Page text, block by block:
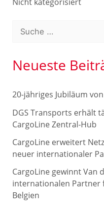
c
e
n
a
c
h
:
Neueste
20-jähriges Jubiläum
DGS Transports erhält
CargoLine Zentral-Hub
CargoLine erweitert
neuer internationaler
CargoLine gewinnt Van
internationalen Partner
Belgien